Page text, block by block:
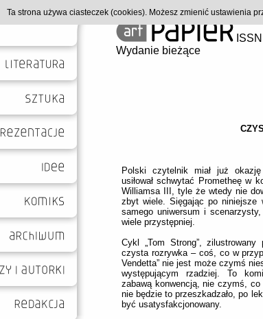
Wydanie bieżące
Polski czytelnik miał już
usiłował schwytać Prometheę w
Williamsa III, tyle że wtedy nie
zbyt wiele. Sięgając po niniejsze
samego uniwersum i
wiele przystępniej.
Cykl „Tom Strong”,
czysta rozrywka – coś, co w
Vendetta” nie jest może czymś
występującym rzadziej. To
zabawą konwencją, nie czymś,
nie będzie to przeszkadzało, po
być usatysfakcjonowany.
Ta strona używa ciasteczek (cookies). Możesz zmienić ustawienia